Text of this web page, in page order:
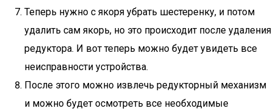
Теперь нужно с якоря убрать шестеренку, и потом
удалить сам якорь, но это происходит после удаления
редуктора. И вот теперь можно будет увидеть все
неисправности устройства.
После этого можно извлечь редукторный механизм
и можно будет осмотреть все необходимые